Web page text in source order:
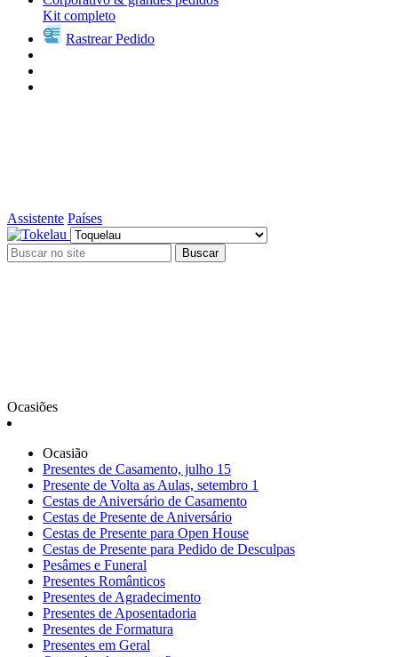
Kit completo
Rastrear Pedido
Assistente Países
Buscar
Ocasiões
Ocasião
Presentes de Casamento, julho 15
Presente de Volta as Aulas, setembro 1
Cestas de Aniversário de Casamento
Cestas de Presente de Aniversário
Cestas de Presente para Open House
Cestas de Presente para Pedido de Desculpas
Pesâmes e Funeral
Presentes Românticos
Presentes de Agradecimento
Presentes de Aposentadoria
Presentes de Formatura
Presentes em Geral